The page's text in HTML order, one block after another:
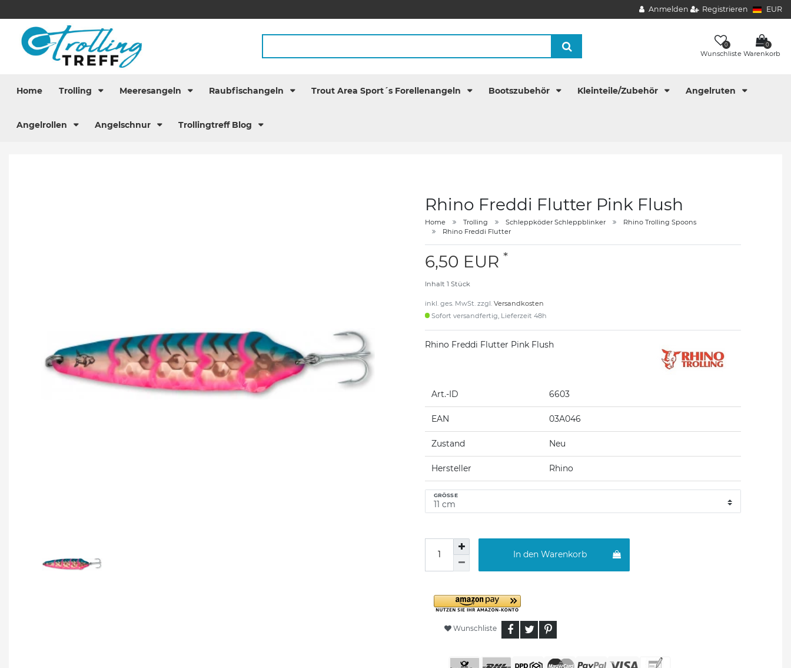
Anmelden Registrieren EUR
0
Wunschliste
0
Warenkorb
Home Trolling Meeresangeln Raubfischangeln Trout Area Sport´s Forellenangeln Bootszubehör Kleinteile/Zubehör Angelruten
Angelrollen Angelschnur Trollingtreff Blog
Rhino Freddi Flutter Pink Flush
Home Trolling Schleppköder Schleppblinker
Rhino Trolling Spoons
Rhino Freddi Flutter
6,50 EUR *
Inhalt 1 Stück
inkl. ges. MwSt. zzgl. Versandkosten
Sofort versandfertig, Lieferzeit 48h
Rhino Freddi Flutter Pink Flush
Art.-ID 6603
EAN 03A046
Zustand Neu
Hersteller Rhino
GRÖSSE
In den Warenkorb
Wunschliste